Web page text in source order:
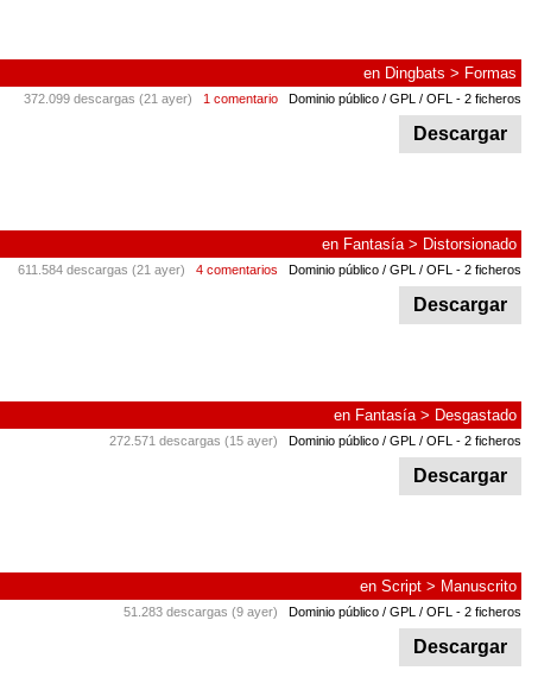
en Dingbats > Formas
372.099 descargas (21 ayer) 1 comentario Dominio público / GPL / OFL - 2 ficheros
Descargar
en Fantasía> Distorsionado
611.584 descargas (21 ayer) 4 comentarios Dominio público / GPL / OFL - 2 ficheros
Descargar
en Fantasía> Desgastado
272.571 descargas (15 ayer) Dominio público / GPL / OFL - 2 ficheros
Descargar
en Script > Manuscrito
51.283 descargas (9 ayer) Dominio público / GPL / OFL - 2 ficheros
Descargar